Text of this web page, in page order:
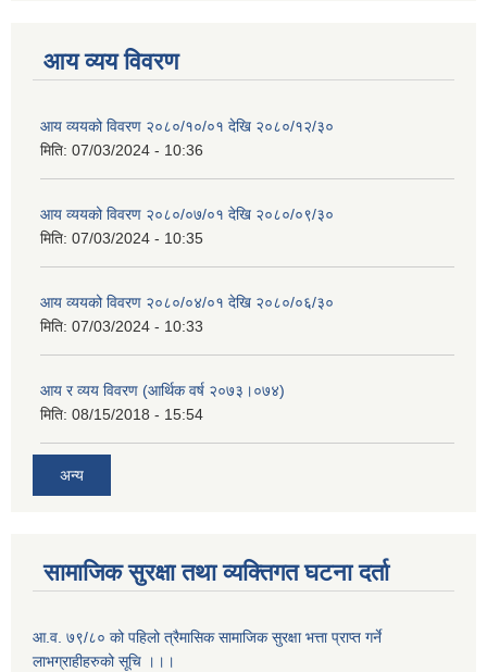
आय व्यय विवरण
आय व्ययको विवरण २०८०/१०/०१ देखि २०८०/१२/३०
मिति: 07/03/2024 - 10:36
आय व्ययको विवरण २०८०/०७/०१ देखि २०८०/०९/३०
मिति: 07/03/2024 - 10:35
आय व्ययको विवरण २०८०/०४/०१ देखि २०८०/०६/३०
मिति: 07/03/2024 - 10:33
आय र व्यय विवरण (आर्थिक वर्ष २०७३।०७४)
मिति: 08/15/2018 - 15:54
अन्य
सामाजिक सुरक्षा तथा व्यक्तिगत घटना दर्ता
आ.व. ७९/८० को पहिलो त्रैमासिक सामाजिक सुरक्षा भत्ता प्राप्त गर्ने
लाभग्राहीहरुको सूचि ।।।